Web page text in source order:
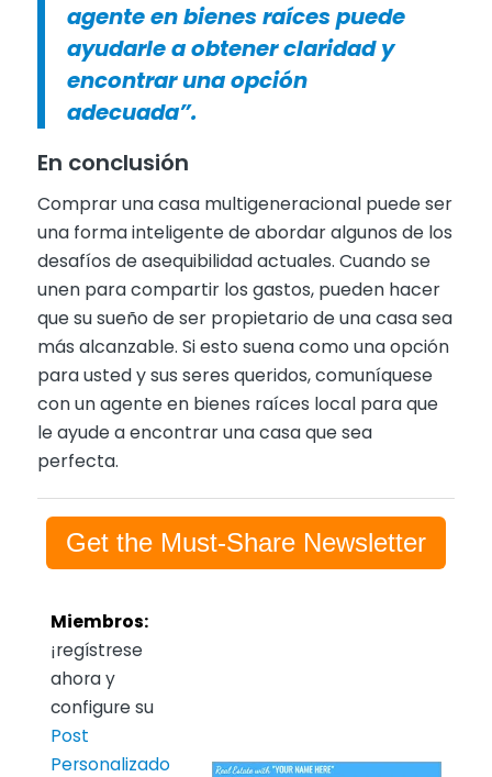
agente en bienes raíces puede
ayudarle a obtener claridad y
encontrar una opción
adecuada”.
En conclusión
Comprar una casa multigeneracional puede ser
una forma inteligente de abordar algunos de los
desafíos de asequibilidad actuales. Cuando se
unen para compartir los gastos, pueden hacer
que su sueño de ser propietario de una casa sea
más alcanzable. Si esto suena como una opción
para usted y sus seres queridos, comuníquese
con un agente en bienes raíces local para que
le ayude a encontrar una casa que sea
perfecta.
Get the Must-Share Newsletter
Miembros:
¡regístrese
ahora y
configure su
Post
Personalizado